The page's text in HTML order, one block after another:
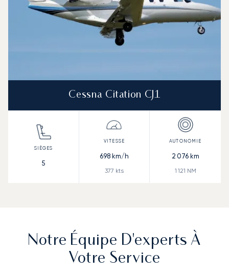
Cessna Citation CJ1
5
698km/h
377 kts
2 076km
1 121 NM
Notre Équipe D'experts À
Votre Service